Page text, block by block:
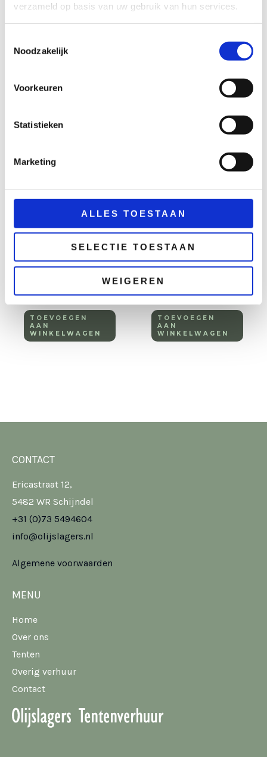
verzameld op basis van uw gebruik van hun services.
Noodzakelijk
Voorkeuren
Statistieken
Marketing
ALLES TOESTAAN
SELECTIE TOESTAAN
WEIGEREN
€47,50 excl. BTW €32,50 excl. BTW
WINKELWAGEN
mixed wood 80×120
€42,50 excl. BTW
TOEVOEGEN
AAN
WINKELWAGEN
Hout
steigerhout 80×180
cm
€52,50 excl. BTW
TOEVOEGEN
AAN
WINKELWAGEN
CONTACT
Ericastraat 12,
5482 WR Schijndel
+31 (0)73 5494604
info@olijslagers.nl
Algemene voorwaarden
MENU
Home
Over ons
Tenten
Overig verhuur
Contact